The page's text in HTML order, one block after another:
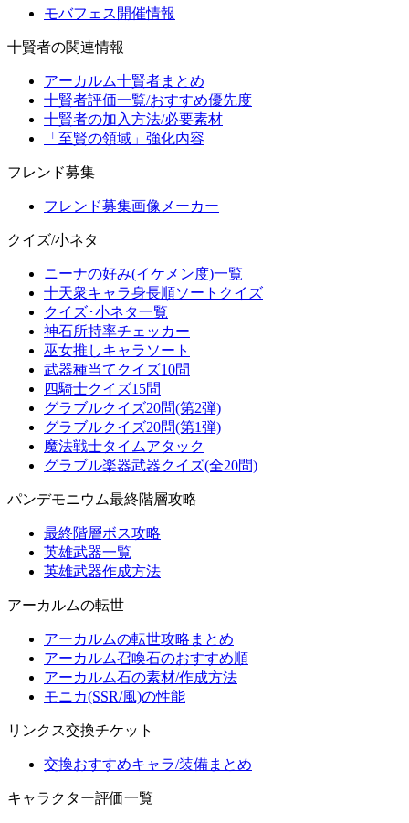
モバフェス開催情報
十賢者の関連情報
アーカルム十賢者まとめ
十賢者評価一覧/おすすめ優先度
十賢者の加入方法/必要素材
「至賢の領域」強化内容
フレンド募集
フレンド募集画像メーカー
クイズ/小ネタ
ニーナの好み(イケメン度)一覧
十天衆キャラ身長順ソートクイズ
クイズ･小ネタ一覧
神石所持率チェッカー
巫女推しキャラソート
武器種当てクイズ10問
四騎士クイズ15問
グラブルクイズ20問(第2弾)
グラブルクイズ20問(第1弾)
魔法戦士タイムアタック
グラブル楽器武器クイズ(全20問)
パンデモニウム最終階層攻略
最終階層ボス攻略
英雄武器一覧
英雄武器作成方法
アーカルムの転世
アーカルムの転世攻略まとめ
アーカルム召喚石のおすすめ順
アーカルム石の素材/作成方法
モニカ(SSR/風)の性能
リンクス交換チケット
交換おすすめキャラ/装備まとめ
キャラクター評価一覧